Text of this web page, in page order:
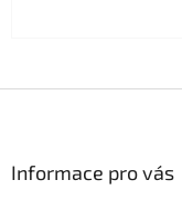
Informace pro vás